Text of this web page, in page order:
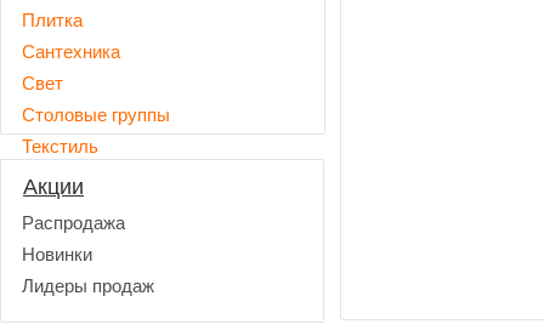
Плитка
Сантехника
Свет
Столовые группы
Текстиль
Акции
Распродажа
Новинки
Лидеры продаж